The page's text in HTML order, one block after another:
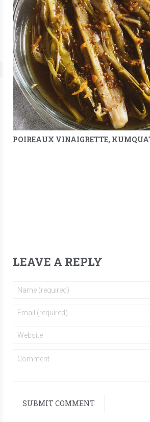
LEAVE A REPLY
SUBMIT COMMENT